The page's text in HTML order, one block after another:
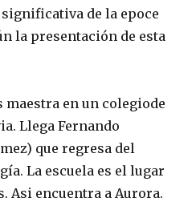
de la epoce
la presentación de esta
maestra en un colegiode
Llega Fernando
que regresa del
La escuela es el lugar
Asi encuentra a Aurora.